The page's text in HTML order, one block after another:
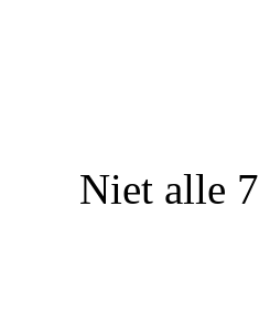
Niet alle